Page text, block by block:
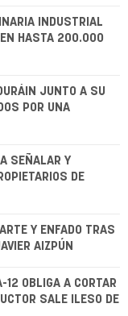
INDUSTRIAL
EN HASTA 200.000
JUNTO A SU
POR UNA
SEÑALAR Y
DE
Y ENFADO TRAS
AIZPÚN
12 OBLIGA A CORTAR
SALE ILESO DE